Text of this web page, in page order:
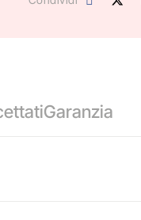
Garanzia